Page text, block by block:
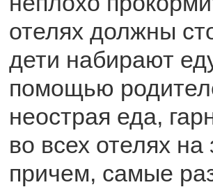
отелях должны
дети набирают
помощью
неострая еда,
во всех отелях
причем, самые